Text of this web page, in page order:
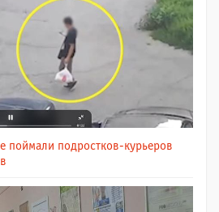
поймали подростков-курьеров